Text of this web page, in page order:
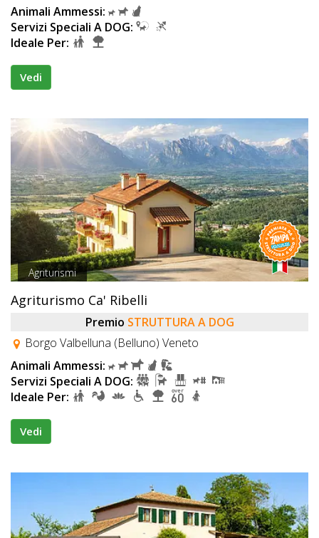
Animali Ammessi:
Servizi Speciali A DOG:
Ideale Per:
Vedi
Agriturismi
Agriturismo Ca' Ribelli
Premio STRUTTURA A DOG
Borgo Valbelluna (Belluno) Veneto
Animali Ammessi:
Servizi Speciali A DOG:
Ideale Per:
Vedi